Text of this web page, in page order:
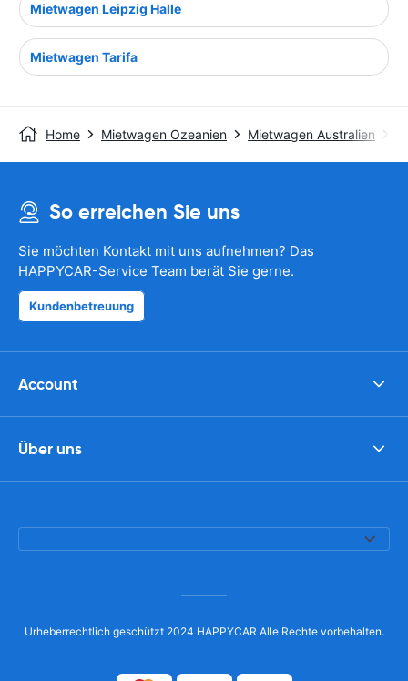
Mietwagen Leipzig Halle
Mietwagen Tarifa
Home Mietwagen Ozeanien Mietwagen Australien
So erreichen Sie uns
Sie möchten Kontakt mit uns aufnehmen? Das
HAPPYCAR-Service Team berät Sie gerne.
Kundenbetreuung
Account
Über uns
Urheberrechtlich geschützt 2024 HAPPYCAR Alle Rechte vorbehalten.